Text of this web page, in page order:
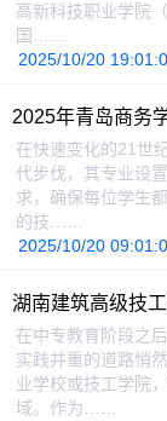
高新科技职业学院
国……
2025/10/20
2025年青岛商务
在快速变化的21世
代步伐，其专业设
求，确保每位学生
的技……
2025/10/20
湖南建筑高级技
在中专教育阶段之
实践并重的道路悄
业学校或技工学院
域。作为……